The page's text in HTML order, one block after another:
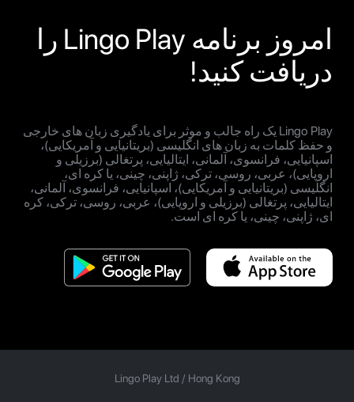
امروز برنامه Lingo Play را
دریافت کنید!
Lingo Play یک راه جالب و موثر برای یادگیری زبان های خارجی
و حفظ کلمات به زبان های انگلیسی (بریتانیایی و آمریکایی)،
اسپانیایی، فرانسوی، آلمانی، ایتالیایی، پرتغالی (برزیلی و
اروپایی)، عربی، روسی، ترکی، ژاپنی، چینی، یا کره ای،
انگلیسی (بریتانیایی و آمریکایی)، اسپانیایی، فرانسوی، آلمانی،
ایتالیایی، پرتغالی (برزیلی و اروپایی)، عربی، روسی، ترکی، کره
ای، ژاپنی، چینی، یا کره ای است.
Lingo Play Ltd / Hong Kong